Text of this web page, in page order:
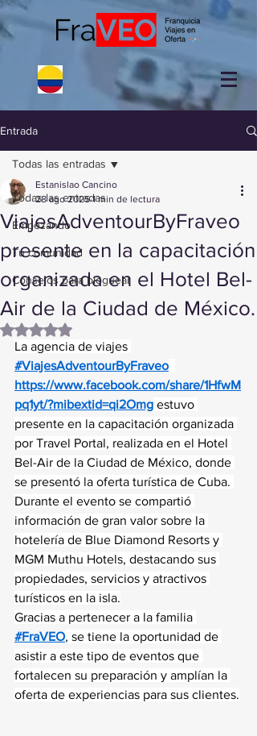
Entrada
Todas las entradas
Empezando
Tu comunidad
Consejos para bloguear
Todas las entradas
ViajesAdventourByFraveo
presente en la capacitación
organizada en el Hotel Bel-
Air de la Ciudad de México.
Estanislao Cancino
28 ago 2025 1 min de lectura
Obtuvo NaN de 5 estrellas.
La agencia de viajes
#ViajesAdventourByFraveo
https://www.facebook.com/share/1HfwM
pq1yt/?mibextid=qi2Omg estuvo
presente en la capacitación organizada
por Travel Portal, realizada en el Hotel
Bel-Air de la Ciudad de México, donde
se presentó la oferta turística de Cuba.
Durante el evento se compartió
información de gran valor sobre la
hotelería de Blue Diamond Resorts y
MGM Muthu Hotels, destacando sus
propiedades, servicios y atractivos
turísticos en la isla.
Gracias a pertenecer a la familia
#FraVEO, se tiene la oportunidad de
asistir a este tipo de eventos que
fortalecen su preparación y amplían la
oferta de experiencias para sus clientes.